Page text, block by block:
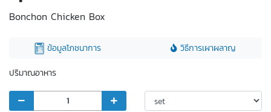
Bonchon Chicken Box
ข้อมูลโภชนาการ
วิธีการเผาผลาญ
ปริมาณอาหาร